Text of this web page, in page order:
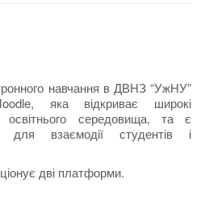
навчання в ДВНЗ “УжНУ”
яка відкриває широкі
освітнього середовища, та є
для взаємодії студентів і
дві платформи.